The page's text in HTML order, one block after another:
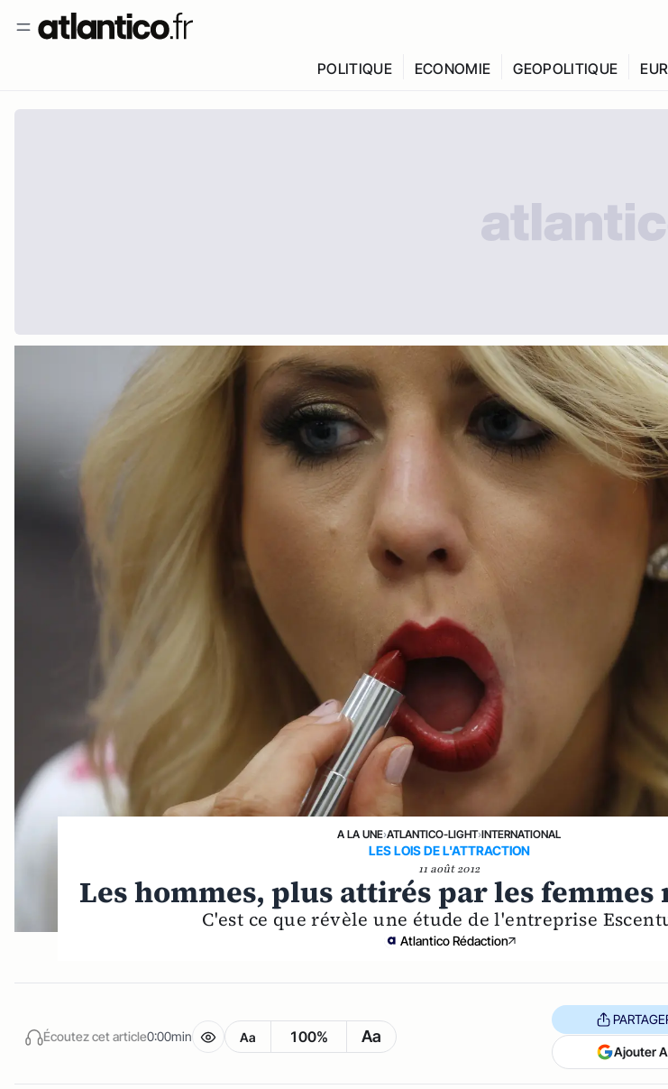
POLITIQUE ECONOMIE GEOPOLITIQUE
A LA UNE›ATLANTICO-LIGHT›INTERNATIONAL
LES LOIS DE L'ATTRACTION
11 août 2012
Les hommes, plus attirés par les
C'est ce que révèle une étude de l'entreprise
Atlantico Rédaction
Écoutez cet article0:00min Aa 100% Aa
Ajouter